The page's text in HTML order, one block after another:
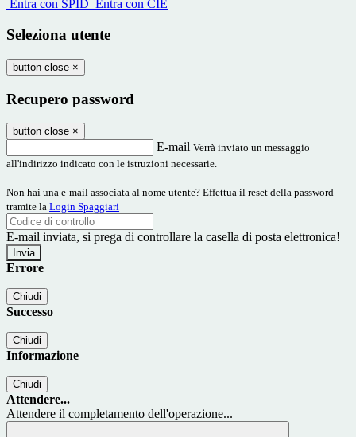
Entra con SPID Entra con CIE
Seleziona utente
button close ×
Recupero password
button close ×
E-mail Verrà inviato un messaggio
all'indirizzo indicato con le istruzioni necessarie.
Non hai una e-mail associata al nome utente? Effettua il reset della password
tramite la Login Spaggiari
E-mail inviata, si prega di controllare la casella di posta elettronica!
Errore
Chiudi
Successo
Chiudi
Informazione
Chiudi
Attendere...
Attendere il completamento dell'operazione...